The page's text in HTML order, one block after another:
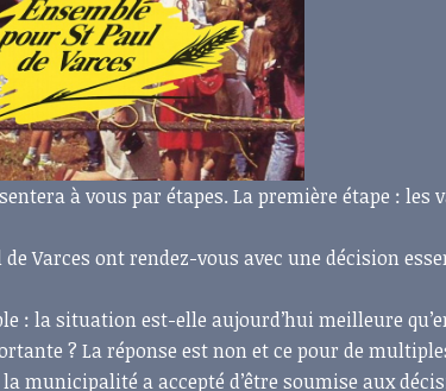
à vous par étapes. La première étape : les
Varces ont rendez-vous avec une décision
: la situation est-elle aujourd’hui meilleure
? La réponse est non et ce pour de
municipalité a accepté d’être soumise aux